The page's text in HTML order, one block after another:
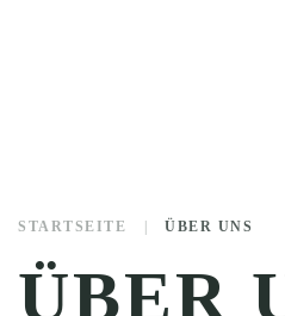
STARTSEITE ÜBER UNS
ÜBER